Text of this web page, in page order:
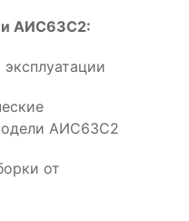
АИС63C2:
АИС63C2
от